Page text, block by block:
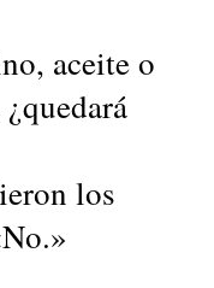
aceite o
los